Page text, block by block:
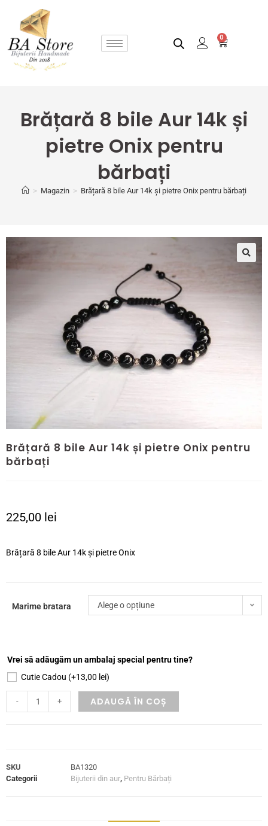
0
Brățară 8 bile Aur 14k și
pietre Onix pentru
bărbați
> Magazin > Brățară 8 bile Aur 14k și pietre Onix pentru bărbați
Brățară 8 bile Aur 14k și pietre Onix pentru
bărbați
225,00 lei
Brățară 8 bile Aur 14k și pietre Onix
Marime bratara Alege o opțiune
Vrei să adăugăm un ambalaj special pentru tine?
Cutie Cadou (+13,00 lei)
- + ADAUGĂ ÎN COȘ
SKU
BA1320
Categorii
Bijuterii din aur, Pentru Bărbați